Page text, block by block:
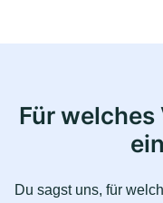
Für
Du sagst uns, für